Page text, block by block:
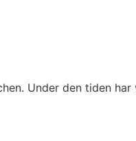
Under den tiden